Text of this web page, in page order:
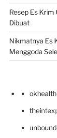
Resep Es
Dibuat
Nikmatnya Es
Menggoda